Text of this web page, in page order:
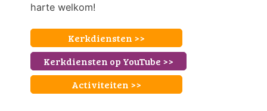
harte welkom!
Kerkdiensten >>
Kerkdiensten op YouTube >>
Activiteiten >>